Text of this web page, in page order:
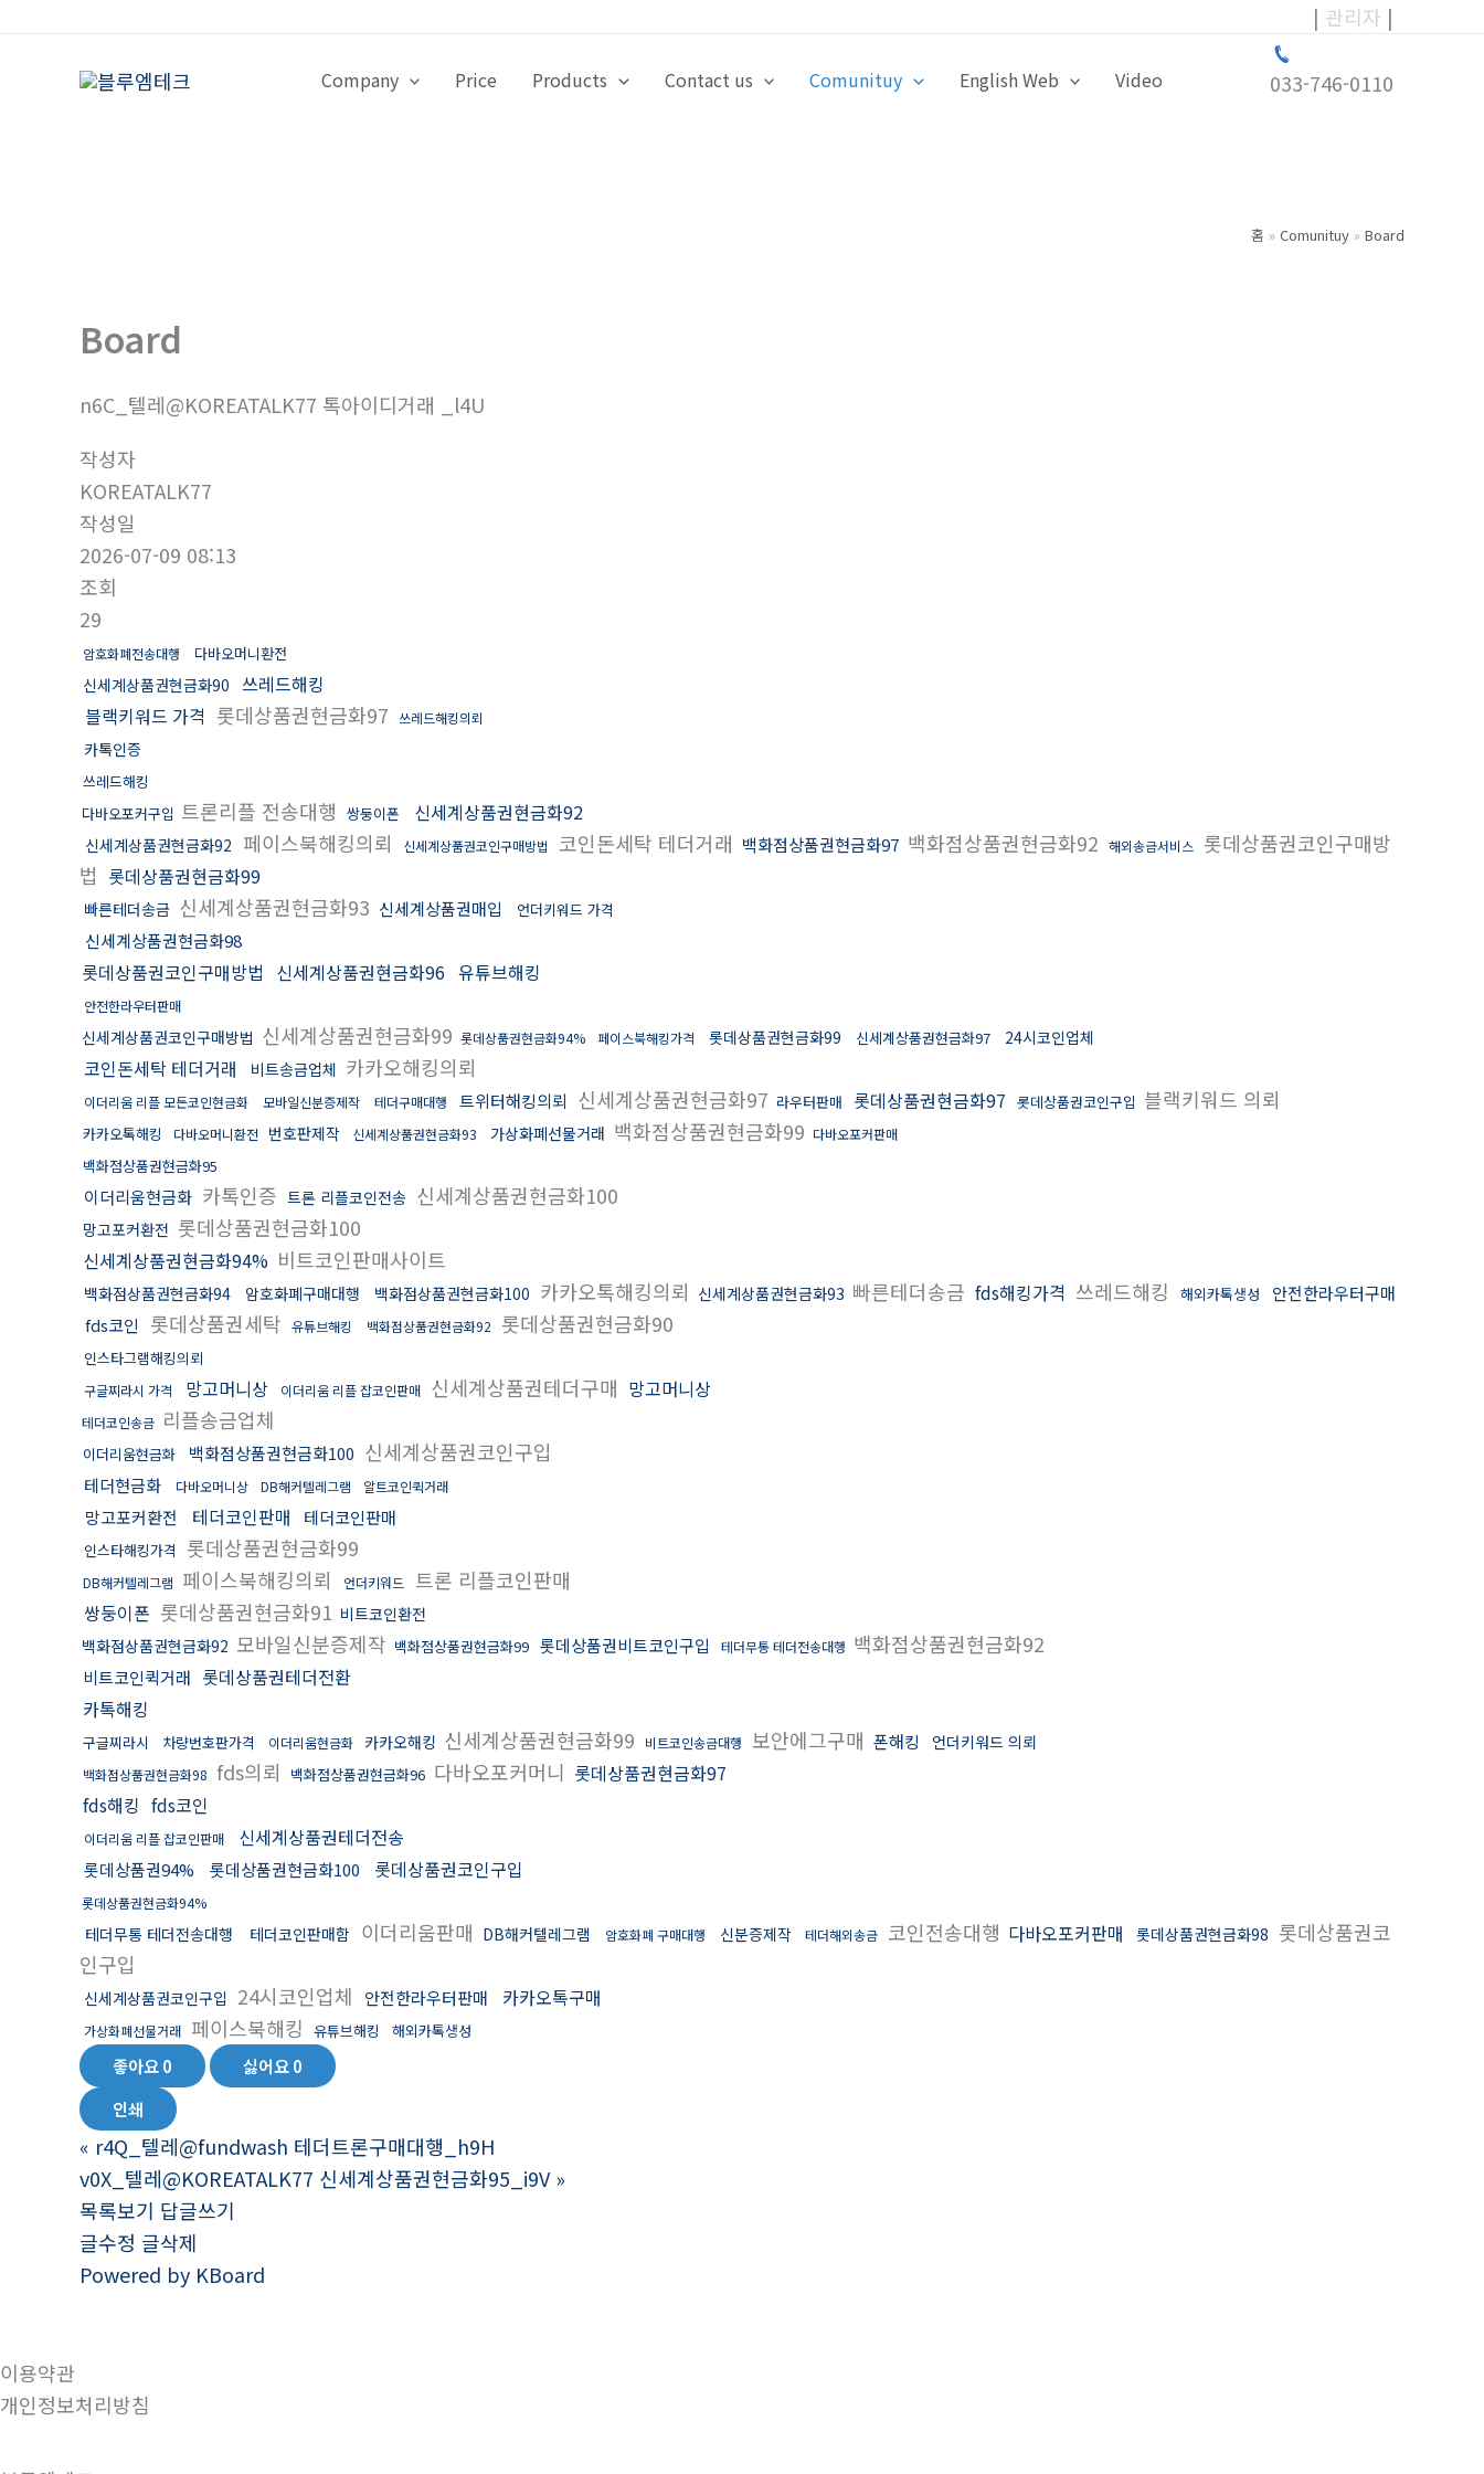
| 관리자 |
Company Price Products Contact us Comunituy English Web Video 033-746-0110
홈 Comunituy Board
Board
n6C_텔레@KOREATALK77 톡아이디거래 _l4U
작성자
KOREATALK77
작성일
2026-07-09 08:13
조회
29
암호화폐전송대행 다바오머니환전
신세계상품권현금화90 쓰레드해킹
블랙키워드 가격 롯데상품권현금화97 쓰레드해킹의뢰
카톡인증
쓰레드해킹
다바오포커구입 트론리플 전송대행 쌍둥이폰 신세계상품권현금화92
신세계상품권현금화92 페이스북해킹의뢰 신세계상품권코인구매방법 코인돈세탁 테더거래 백화점상품권현금화97 백화점상품권현금화92 해외송금서비스
롯데상품권코인구매방
법 롯데상품권현금화99
빠른테더송금 신세계상품권현금화93 신세계상품권매입 언더키워드 가격
신세계상품권현금화98
롯데상품권코인구매방법 신세계상품권현금화96 유튜브해킹
안전한라우터판매
신세계상품권코인구매방법 신세계상품권현금화99 롯데상품권현금화94% 페이스북해킹가격 롯데상품권현금화99 신세계상품권현금화97 24시코인업체
코인돈세탁 테더거래 비트송금업체 카카오해킹의뢰
이더리움 리플 모든코인현금화 모바일신분증제작 테더구매대행 트위터해킹의뢰 신세계상품권현금화97 라우터판매 롯데상품권현금화97 롯데상품권코인구입 블랙키워드 의뢰
카카오톡해킹 다바오머니환전 번호판제작 신세계상품권현금화93 가상화폐선물거래 백화점상품권현금화99 다바오포커판매
백화점상품권현금화95
이더리움현금화 카톡인증 트론 리플코인전송 신세계상품권현금화100
망고포커환전 롯데상품권현금화100
신세계상품권현금화94% 비트코인판매사이트
백화점상품권현금화94 암호화폐구매대행 백화점상품권현금화100 카카오톡해킹의뢰 신세계상품권현금화93 빠른테더송금 fds해킹가격 쓰레드해킹 해외카톡생성
안전한라우터구매
fds코인
롯데상품권세탁 유튜브해킹 백화점상품권현금화92 롯데상품권현금화90
인스타그램해킹의뢰
구글찌라시 가격 망고머니상 이더리움 리플 잡코인판매 신세계상품권테더구매 망고머니상
테더코인송금 리플송금업체
이더리움현금화 백화점상품권현금화100 신세계상품권코인구입
테더현금화 다바오머니상 DB해커텔레그램 알트코인퀵거래
망고포커환전 테더코인판매 테더코인판매
인스타해킹가격 롯데상품권현금화99
DB해커텔레그램 페이스북해킹의뢰 언더키워드 트론 리플코인판매
쌍둥이폰 롯데상품권현금화91 비트코인환전
백화점상품권현금화92 모바일신분증제작 백화점상품권현금화99 롯데상품권비트코인구입 테더무통 테더전송대행 백화점상품권현금화92
비트코인퀵거래 롯데상품권테더전환
카톡해킹
구글찌라시 차량번호판가격 이더리움현금화 카카오해킹 신세계상품권현금화99 비트코인송금대행 보안에그구매 폰해킹 언더키워드 의뢰
백화점상품권현금화98 fds의뢰 백화점상품권현금화96 다바오포커머니 롯데상품권현금화97
fds해킹 fds코인
이더리움 리플 잡코인판매 신세계상품권테더전송
롯데상품권94% 롯데상품권현금화100 롯데상품권코인구입
롯데상품권현금화94%
테더무통 테더전송대행 테더코인판매함 이더리움판매 DB해커텔레그램 암호화폐 구매대행 신분증제작 테더해외송금 코인전송대행 다바오포커판매 롯데상품권현금화98 롯데상품권코
인구입
신세계상품권코인구입 24시코인업체 안전한라우터판매 카카오톡구매
가상화폐선물거래 페이스북해킹 유튜브해킹 해외카톡생성
좋아요0 싫어요0
인쇄
« r4Q_텔레@fundwash 테더트론구매대행_h9H
v0X_텔레@KOREATALK77 신세계상품권현금화95_i9V »
목록보기 답글쓰기
글수정 글삭제
Powered by KBoard
이용약관
개인정보처리방침